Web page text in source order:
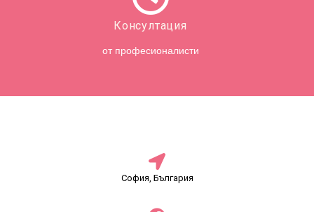
Консултация
от професионалисти
София, България